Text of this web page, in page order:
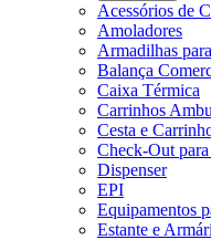
Acessórios de
Amoladores
Armadilhas
Balança
Caixa Térmica
Carrinhos
Cesta e
Check-Out
Dispenser
EPI
Equipamentos
Estante e